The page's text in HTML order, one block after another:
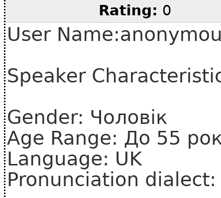
Rating: 0
User
Speaker
Gender: Чоловік
Age Range: До 55
Language: UK
Pronunciation